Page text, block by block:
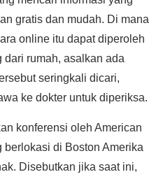
gratis dan mudah. Di mana
online itu dapat diperoleh
rumah, asalkan ada
seringkali dicari,
ke dokter untuk diperiksa.
konferensi oleh American
di Boston Amerika
Disebutkan jika saat ini,